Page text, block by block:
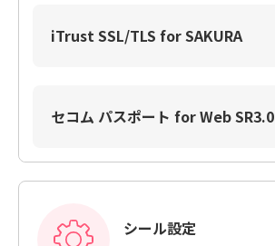
iTrust SSL/TLS for SAKURA
セコム パスポート for Web SR3.0
シール設定